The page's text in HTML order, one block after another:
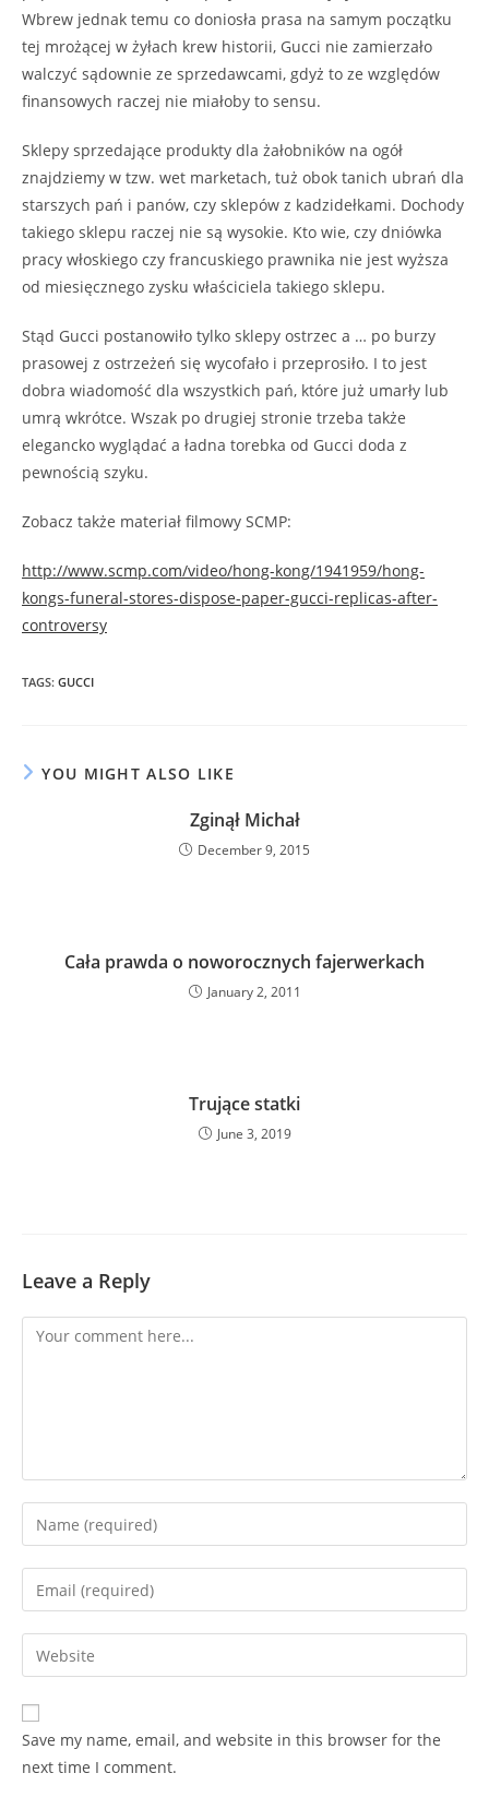
Wbrew jednak temu co doniosła prasa na samym początku
tej mrożącej w żyłach krew historii, Gucci nie zamierzało
walczyć sądownie ze sprzedawcami, gdyż to ze względów
finansowych raczej nie miałoby to sensu.
Sklepy sprzedające produkty dla żałobników na ogół
znajdziemy w tzw. wet marketach, tuż obok tanich ubrań dla
starszych pań i panów, czy sklepów z kadzidełkami. Dochody
takiego sklepu raczej nie są wysokie. Kto wie, czy dniówka
pracy włoskiego czy francuskiego prawnika nie jest wyższa
od miesięcznego zysku właściciela takiego sklepu.
Stąd Gucci postanowiło tylko sklepy ostrzec a … po burzy
prasowej z ostrzeżeń się wycofało i przeprosiło. I to jest
dobra wiadomość dla wszystkich pań, które już umarły lub
umrą wkrótce. Wszak po drugiej stronie trzeba także
elegancko wyglądać a ładna torebka od Gucci doda z
pewnością szyku.
Zobacz także materiał filmowy SCMP:
http://www.scmp.com/video/hong-kong/1941959/hong-
kongs-funeral-stores-dispose-paper-gucci-replicas-after-
controversy
TAGS: GUCCI
YOU MIGHT ALSO LIKE
Zginął Michał
December 9, 2015
Cała prawda o noworocznych fajerwerkach
January 2, 2011
Trujące statki
June 3, 2019
Leave a Reply
Comment
Enter
your
name
comment
Enter
your
email
address
comment
Enter
your
website
URL
(optional)
Save my name, email, and website in this browser for the
next time I comment.